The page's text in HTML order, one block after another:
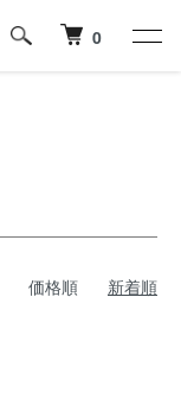
0
価格順 新着順